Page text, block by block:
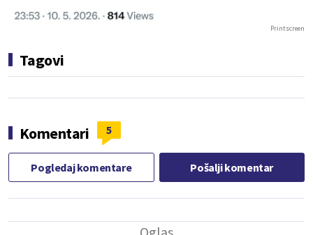
Printscreen
Tagovi
Komentari 5
Pogledaj komentare Pošalji komentar